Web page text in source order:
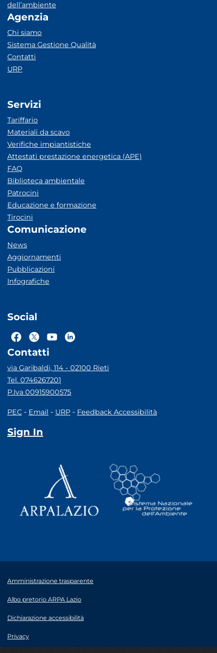
dell’ambiente
Agenzia
Chi siamo
Sistema Gestione Qualità
Contatti
URP
Servizi
Tariffario
Materiali da scavo
Verifiche impiantistiche
Attestati prestazione energetica (APE)
FAQ
Biblioteca ambientale
Patrocini
Educazione e formazione
Tirocini
Comunicazione
News
Aggiornamenti
Pubblicazioni
Infografiche
Social
Contatti
via Garibaldi, 114 - 02100 Rieti
Tel. 0746267201
P.Iva 00915900575
PEC - Email - URP - Feedback Accessibilità
Sign In
Amministrazione trasparente
Albo pretorio ARPA Lazio
Dichiarazione accessibilità
Privacy